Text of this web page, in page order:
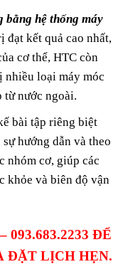
hệ thống máy
kết quả cao nhất,
cơ thể, HTC còn
nhiều loại máy móc
từ nước ngoài.
bài tập riêng biệt
hướng dẫn và theo
nhóm cơ, giúp các
khỏe và biên độ vận
093.683.2233 ĐỂ
ĐẶT LỊCH HẸN.